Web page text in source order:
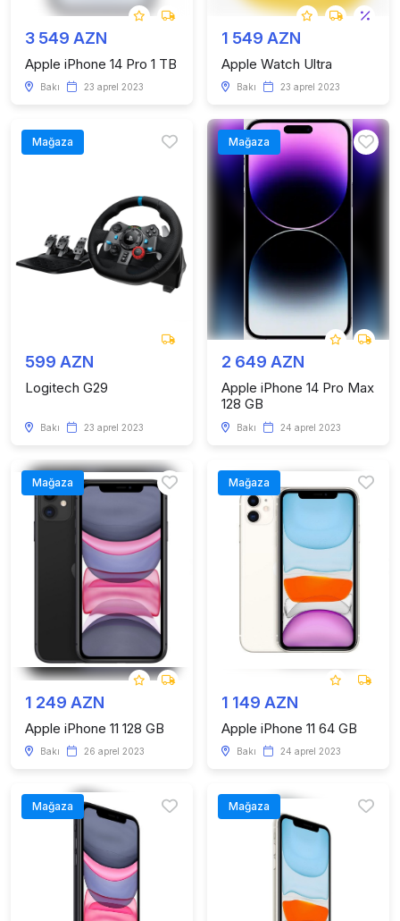
3 549 AZN
Apple iPhone 14 Pro 1 TB
Bakı 23 aprel 2023
1 549 AZN
Apple Watch Ultra
Bakı 23 aprel 2023
Mağaza
599 AZN
Logitech G29
Bakı 23 aprel 2023
Mağaza
2 649 AZN
Apple iPhone 14 Pro Max
128 GB
Bakı 24 aprel 2023
Mağaza
1 249 AZN
Apple iPhone 11 128 GB
Bakı 26 aprel 2023
Mağaza
1 149 AZN
Apple iPhone 11 64 GB
Bakı 24 aprel 2023
Mağaza Mağaza